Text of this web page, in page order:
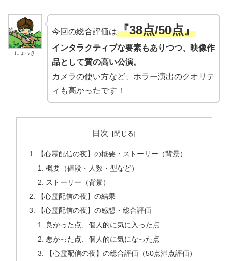
にょっき
今回の総合評価は『38点/50点』
インタラクティブな要素もありつつ、映像作
品として質の高い公演。
カメラの使い方など、ホラー演出のクオリテ
ィも高かったです！
目次
【​​​心霊配信の夜】の概要・ストーリー（背景）
概要（値段・人数・型など）
ストーリー（背景）
【心霊配信の夜】の結果
【心霊配信の夜】の感想・総合評価
良かった点、個人的に気に入った点
悪かった点、個人的に気になった点
【心霊配信の夜】の総合評価（50点満点評価）